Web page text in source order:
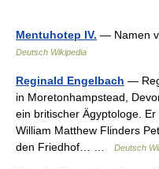
Mentuhotep IV. — Namen
Deutsch Wikipedia
Reginald Engelbach —
in Moretonhampstead,
ein britischer Ägyptologe.
William Matthew Flinders
den Friedhof… …
Deutsch